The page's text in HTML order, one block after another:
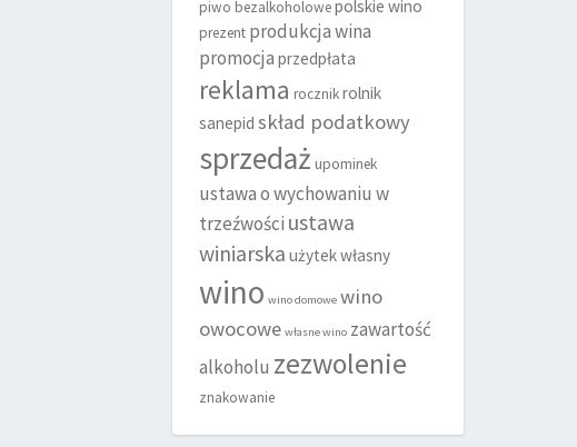
piwo bezalkoholowe polskie wino
prezent produkcja wina
promocja przedpłata
reklama rocznik rolnik
sanepid skład podatkowy
sprzedaż upominek
ustawa o wychowaniu w
trzeźwości ustawa
winiarska użytek własny
wino wino domowe wino
owocowe własne wino zawartość
alkoholu zezwolenie
znakowanie